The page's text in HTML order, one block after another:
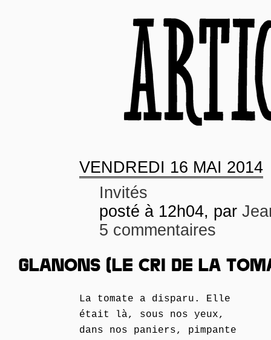
VENDREDI 16 MAI 2014
Invités
posté à 12h04, par
5 commentaires
GLANONS (LE CRI DE LA
La tomate a disparu. Elle
était là, sous nos yeux,
dans nos paniers, pimpante